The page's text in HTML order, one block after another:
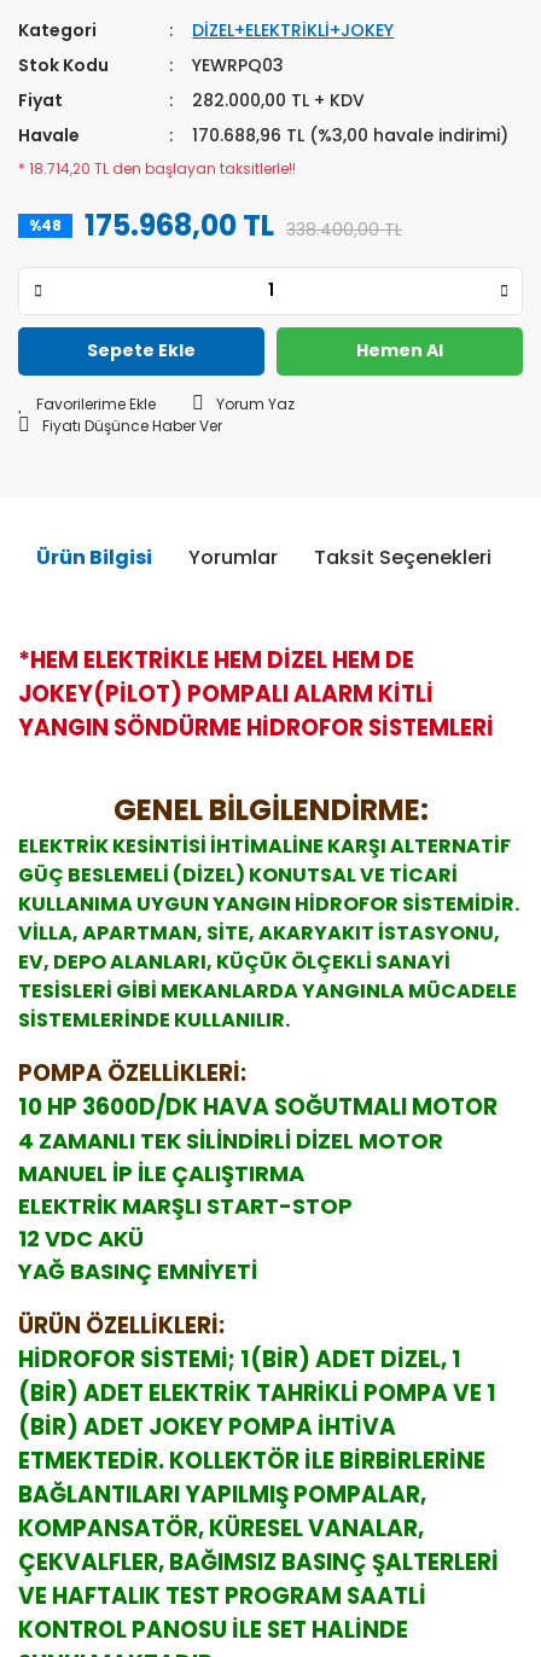
Kategori
DİZEL+ELEKTRİKLİ+JOKEY
Stok Kodu
YEWRPQ03
Fiyat
282.000,00 TL + KDV
Havale
170.688,96 TL (%3,00 havale indirimi)
* 18.714,20 TL den başlayan taksitlerle!!
%48 175.968,00 TL 338.400,00 TL
Sepete Ekle Hemen Al
Yorum Yaz
Fiyatı Düşünce Haber Ver
Ürün Bilgisi Yorumlar Taksit Seçenekleri
*HEM ELEKTRİKLE HEM DİZEL HEM DE
JOKEY(PİLOT) POMPALI ALARM KİTLİ
YANGIN SÖNDÜRME HİDROFOR SİSTEMLERİ
GENEL BİLGİLENDİRME:
ELEKTRİK KESİNTİSİ İHTİMALİNE KARŞI ALTERNATİF
GÜÇ BESLEMELİ (DİZEL) KONUTSAL VE TİCARİ
KULLANIMA UYGUN YANGIN HİDROFOR SİSTEMİDİR.
VİLLA, APARTMAN, SİTE, AKARYAKIT İSTASYONU,
EV, DEPO ALANLARI, KÜÇÜK ÖLÇEKLİ SANAYİ
TESİSLERİ GİBİ MEKANLARDA YANGINLA MÜCADELE
SİSTEMLERİNDE KULLANILIR.
POMPA ÖZELLİKLERİ:
10 HP 3600D/DK HAVA SOĞUTMALI MOTOR
4 ZAMANLI TEK SİLİNDİRLİ DİZEL MOTOR
MANUEL İP İLE ÇALIŞTIRMA
ELEKTRİK MARŞLI START-STOP
12 VDC AKÜ
YAĞ BASINÇ EMNİYETİ
ÜRÜN ÖZELLİKLERİ:
HİDROFOR SİSTEMİ; 1(BİR) ADET DİZEL, 1
(BİR) ADET ELEKTRİK TAHRİKLİ POMPA VE 1
(BİR) ADET JOKEY POMPA İHTİVA
ETMEKTEDİR. KOLLEKTÖR İLE BİRBİRLERİNE
BAĞLANTILARI YAPILMIŞ POMPALAR,
KOMPANSATÖR, KÜRESEL VANALAR,
ÇEKVALFLER, BAĞIMSIZ BASINÇ ŞALTERLERİ
VE HAFTALIK TEST PROGRAM SAATLİ
KONTROL PANOSU İLE SET HALİNDE